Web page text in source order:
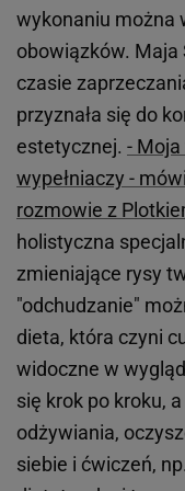
wykonaniu można
obowiązków. Maja
czasie
przyznała się do
estetycznej. -
wypełniaczy -
rozmowie z
holistyczna
zmieniające rysy
"odchudzanie"
dieta, która czyni
widoczne w
się krok po kroku,
odżywiania,
siebie i ćwiczeń,